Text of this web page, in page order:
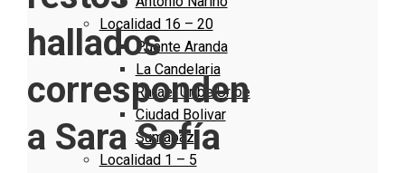
Localidad 16 – 20
Puente Aranda
La Candelaria
Rafael Uribe Uribe
Ciudad Bolivar
Sumapaz
Localidad 1 – 5
hallados
corresponden
a Sara Sofía